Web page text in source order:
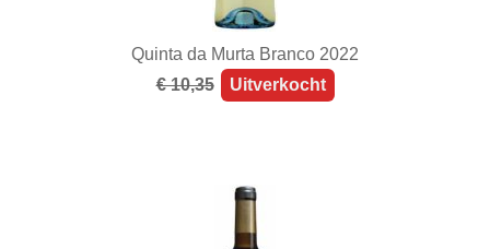
Quinta da Murta Branco 2022
€ 10,35
Uitverkocht